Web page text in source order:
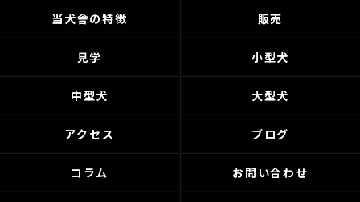
当犬舎の特徴 販売
見学 小型犬
中型犬 大型犬
アクセス ブログ
コラム お問い合わせ